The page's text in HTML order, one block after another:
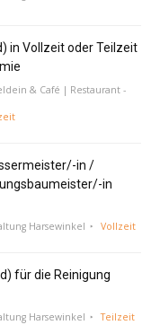
in Vollzeit oder Teilzeit
& Café | Restaurant -
in /
in
Harsewinkel Vollzeit
für die Reinigung
Harsewinkel Teilzeit